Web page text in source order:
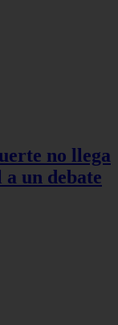
no llega
un debate